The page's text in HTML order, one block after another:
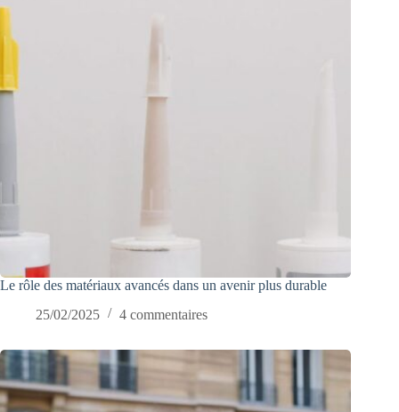
Le rôle des matériaux avancés dans un avenir plus durable
25/02/2025
4 commentaires